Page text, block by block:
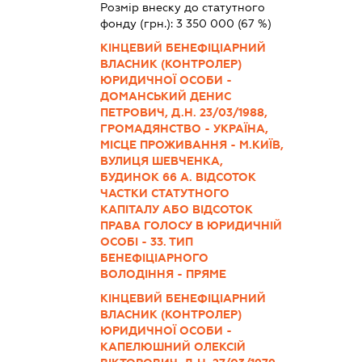
Розмір внеску до статутного
фонду (грн.): 3 350 000 (67 %)
КІНЦЕВИЙ БЕНЕФІЦІАРНИЙ
ВЛАСНИК (КОНТРОЛЕР)
ЮРИДИЧНОЇ ОСОБИ -
ДОМАНСЬКИЙ ДЕНИС
ПЕТРОВИЧ, Д.Н. 23/03/1988,
ГРОМАДЯНСТВО - УКРАЇНА,
МІСЦЕ ПРОЖИВАННЯ - М.КИЇВ,
ВУЛИЦЯ ШЕВЧЕНКА,
БУДИНОК 66 А. ВІДСОТОК
ЧАСТКИ СТАТУТНОГО
КАПІТАЛУ АБО ВІДСОТОК
ПРАВА ГОЛОСУ В ЮРИДИЧНІЙ
ОСОБІ - 33. ТИП
БЕНЕФІЦІАРНОГО
ВОЛОДІННЯ - ПРЯМЕ
КІНЦЕВИЙ БЕНЕФІЦІАРНИЙ
ВЛАСНИК (КОНТРОЛЕР)
ЮРИДИЧНОЇ ОСОБИ -
КАПЕЛЮШНИЙ ОЛЕКСІЙ